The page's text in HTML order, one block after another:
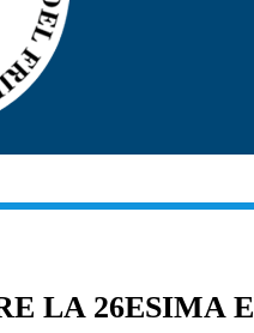
LA 26ESIMA